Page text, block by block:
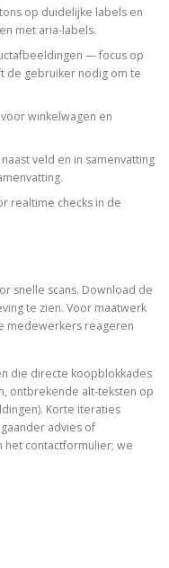
op duidelijke labels en
met aria-labels.
— focus op
de gebruiker nodig om te
winkelwagen en
veld en in samenvatting
realtime checks in de
snelle scans. Download de
te zien. Voor maatwerk
medewerkers reageren
die directe koopblokkades
ontbrekende alt-teksten op
Korte iteraties
advies of
het contactformulier; we